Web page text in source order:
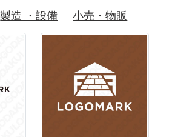
製造 ・設備 小売・物販